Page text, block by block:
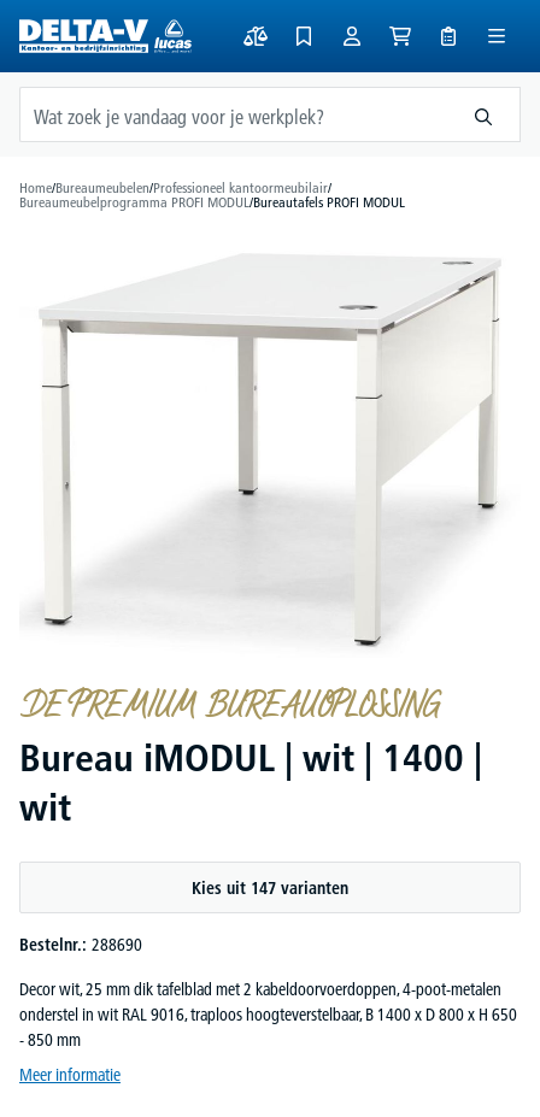
Home/Bureaumeubelen/Professioneel kantoormeubilair/
Bureaumeubelprogramma PROFI MODUL/Bureautafels PROFI MODUL
DE PREMIUM BUREAUOPLOSSING
Bureau iMODUL | wit | 1400 |
wit
Kies uit 147 varianten
Bestelnr.: 288690
Decor wit, 25 mm dik tafelblad met 2 kabeldoorvoerdoppen, 4-poot-metalen
onderstel in wit RAL 9016, traploos hoogteverstelbaar, B 1400 x D 800 x H 650
- 850 mm
Meer informatie